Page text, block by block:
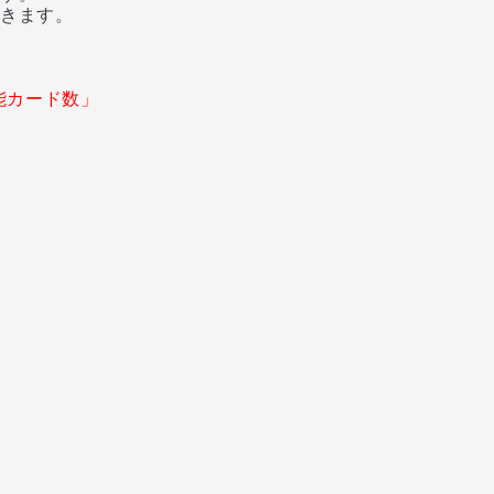
ます。
ード数」